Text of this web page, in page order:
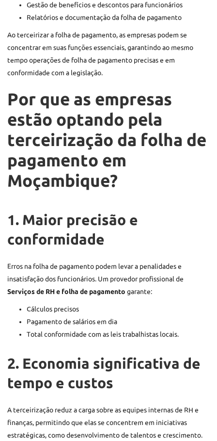
Gestão de benefícios e descontos para funcionários
Relatórios e documentação da folha de pagamento
Ao terceirizar a folha de pagamento, as empresas podem se
concentrar em suas funções essenciais, garantindo ao mesmo
tempo operações de folha de pagamento precisas e em
conformidade com a legislação.
Por que as empresas
estão optando pela
terceirização da folha de
pagamento em
Moçambique?
1. Maior precisão e
conformidade
Erros na folha de pagamento podem levar a penalidades e
insatisfação dos funcionários. Um provedor profissional de
Serviços de RH e folha de pagamento garante:
Cálculos precisos
Pagamento de salários em dia
Total conformidade com as leis trabalhistas locais.
2. Economia significativa de
tempo e custos
A terceirização reduz a carga sobre as equipes internas de RH e
finanças, permitindo que elas se concentrem em iniciativas
estratégicas, como desenvolvimento de talentos e crescimento.